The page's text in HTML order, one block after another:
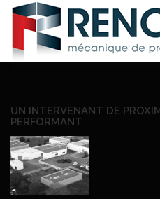
ACTUALITÉS
UN INTERVENANT DE
PERFORMANT